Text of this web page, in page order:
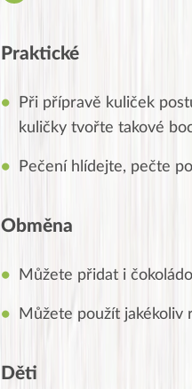
Praktické
Při přípravě kuliček
kuličky tvořte takové
Pečení hlídejte, pečte
Obměna
Můžete přidat i
Můžete použít jakékoliv
Děti